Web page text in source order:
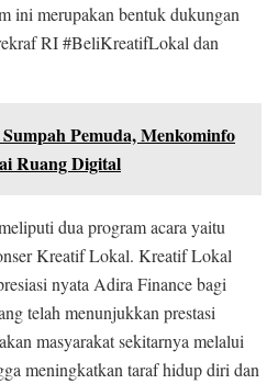
ini merupakan bentuk dukungan
RI #BeliKreatifLokal dan
Pemuda, Menkominfo
Ruang Digital
dua program acara yaitu
Kreatif Lokal. Kreatif Lokal
nyata Adira Finance bagi
telah menunjukkan prestasi
masyarakat sekitarnya melalui
meningkatkan taraf hidup diri dan